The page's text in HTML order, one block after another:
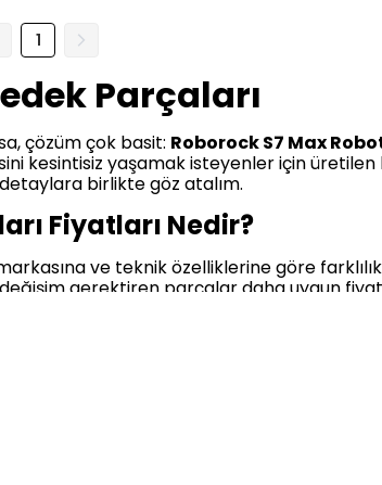
1
Parçaları
çözüm çok basit: Roborock S7 Max
kesintisiz yaşamak isteyenler için
birlikte göz atalım.
Fiyatları Nedir?
ve teknik özelliklerine göre
değişim gerektiren parçalar daha uygun